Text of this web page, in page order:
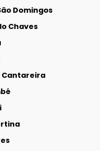
Domingos
Chaves
Cantareira